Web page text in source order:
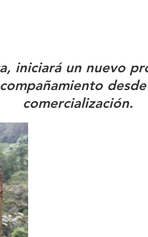
iniciará un nuevo
comercialización.